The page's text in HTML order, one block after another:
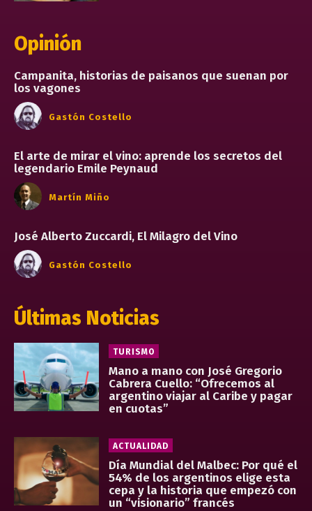
Opinión
Campanita, historias de paisanos que suenan por
los vagones
Gastón Costello
El arte de mirar el vino: aprende los secretos del
legendario Emile Peynaud
Martín Miño
José Alberto Zuccardi, El Milagro del Vino
Gastón Costello
Últimas Noticias
TURISMO
Mano a mano con José Gregorio
Cabrera Cuello: “Ofrecemos al
argentino viajar al Caribe y pagar
en cuotas”
ACTUALIDAD
Día Mundial del Malbec: Por qué el
54% de los argentinos elige esta
cepa y la historia que empezó con
un “visionario” francés